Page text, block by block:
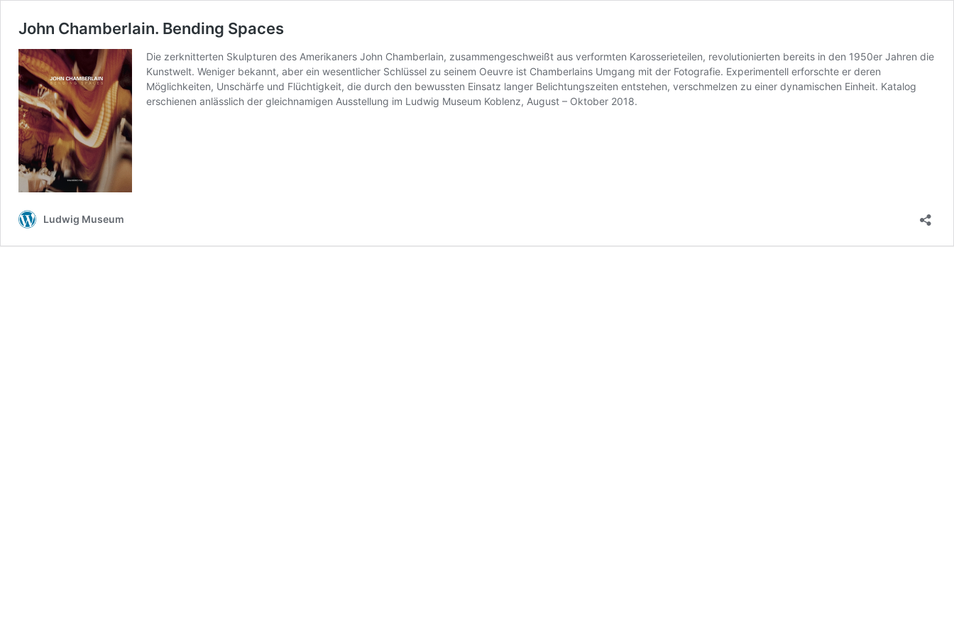
John Chamberlain. Bending Spaces
Die zerknitterten Skulpturen des Amerikaners John Chamberlain, zusammengeschweißt aus verformten Karosserieteilen, revolutionierten bereits in den 1950er Jahren die
Kunstwelt. Weniger bekannt, aber ein wesentlicher Schlüssel zu seinem Oeuvre ist Chamberlains Umgang mit der Fotografie. Experimentell erforschte er deren
Möglichkeiten, Unschärfe und Flüchtigkeit, die durch den bewussten Einsatz langer Belichtungszeiten entstehen, verschmelzen zu einer dynamischen Einheit. Katalog
erschienen anlässlich der gleichnamigen Ausstellung im Ludwig Museum Koblenz, August – Oktober 2018.
Ludwig Museum